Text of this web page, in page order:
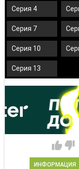
Серия 4
Серия 7
Серия 10
Серия 13
ИНФОРМАЦИЯ